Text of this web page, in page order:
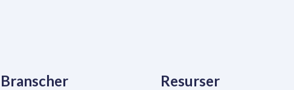
Branscher Resurser